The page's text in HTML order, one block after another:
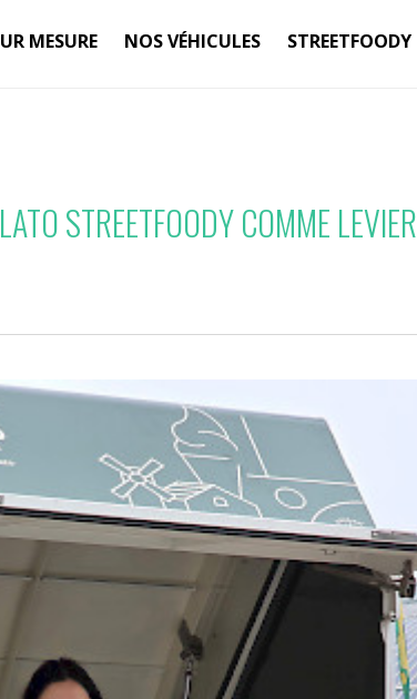
MESURE NOS VÉHICULES STREETFOODY
STREETFOODY COMME LEVIER